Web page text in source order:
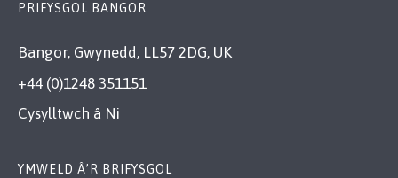
PRIFYSGOL BANGOR
Bangor, Gwynedd, LL57 2DG, UK
+44 (0)1248 351151
Cysylltwch â Ni
YMWELD Â’R BRIFYSGOL